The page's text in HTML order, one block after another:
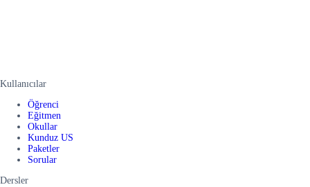
Kullanıcılar
Öğrenci
Eğitmen
Okullar
Kunduz US
Paketler
Sorular
Dersler